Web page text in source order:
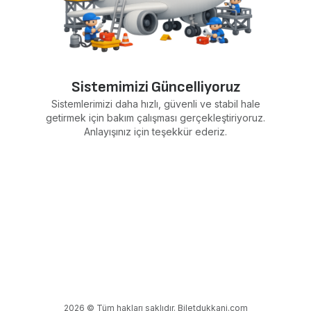
Sistemimizi Güncelliyoruz
Sistemlerimizi daha hızlı, güvenli ve stabil hale
getirmek için bakım çalışması gerçekleştiriyoruz.
Anlayışınız için teşekkür ederiz.
2026 © Tüm hakları saklıdır. Biletdukkani.com